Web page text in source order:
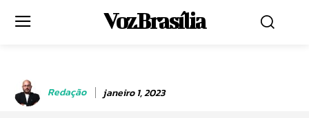
Voz Brasília
Redação janeiro 1, 2023